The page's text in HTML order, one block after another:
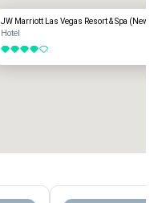
JW Marriott Las Vegas Resort & Spa (Newly
Hotel
4 de 5